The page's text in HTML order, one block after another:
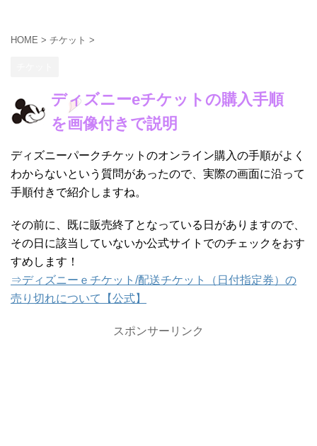
HOME > チケット >
ディズニーeチケットの購入手順
を画像付きで説明
ディズニーパークチケットのオンライン購入の手順がよく
わからないという質問があったので、実際の画面に沿って
手順付きで紹介しますね。
その前に、既に販売終了となっている日がありますので、
その日に該当していないか公式サイトでのチェックをおす
すめします！
⇒ディズニーｅチケット/配送チケット（日付指定券）の
売り切れについて【公式】
スポンサーリンク